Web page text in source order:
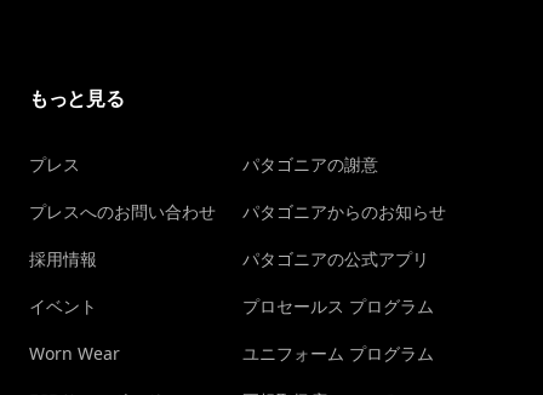
もっと見る
プレス
プレスへのお問い合わせ
採用情報
イベント
Worn Wear
パタゴニアの謝意
パタゴニアからのお知らせ
パタゴニアの公式アプリ
プロセールス プログラム
ユニフォーム プログラム